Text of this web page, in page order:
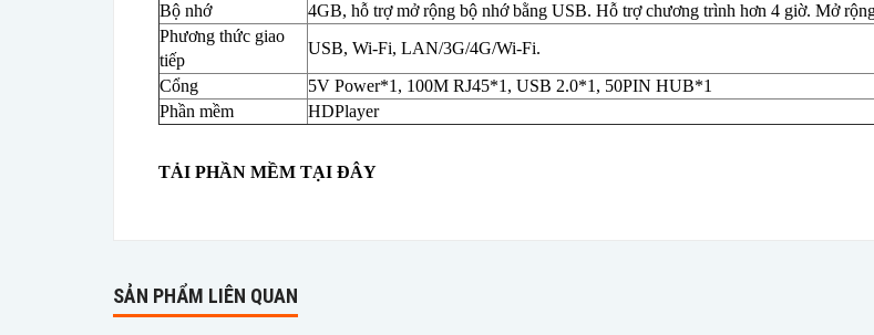
Bộ nhớ
4GB, hỗ trợ mở rộng bộ nhớ bằng USB. Hỗ trợ chương trình hơn 4 giờ. Mở
Phương thức giao
tiếp
USB, Wi-Fi, LAN/3G/4G/Wi-Fi.
Cổng
5V Power*1, 100M RJ45*1, USB 2.0*1, 50PIN HUB*1
Phần mềm
HDPlayer
TẢI PHẦN MỀM TẠI ĐÂY
SẢN PHẨM LIÊN QUAN